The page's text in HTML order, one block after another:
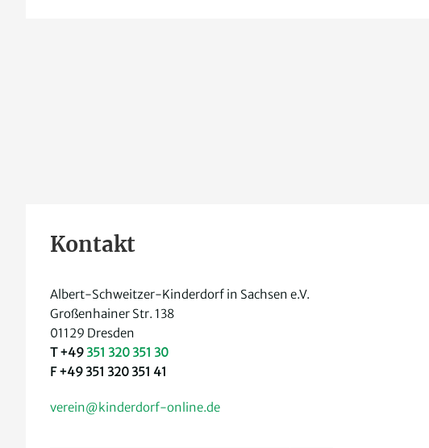
Kontakt
Albert-Schweitzer-Kinderdorf in Sachsen e.V.
Großenhainer Str. 138
01129 Dresden
T +49351 320 351 30
F +49 351 320 351 41
verein@kinderdorf-online.de